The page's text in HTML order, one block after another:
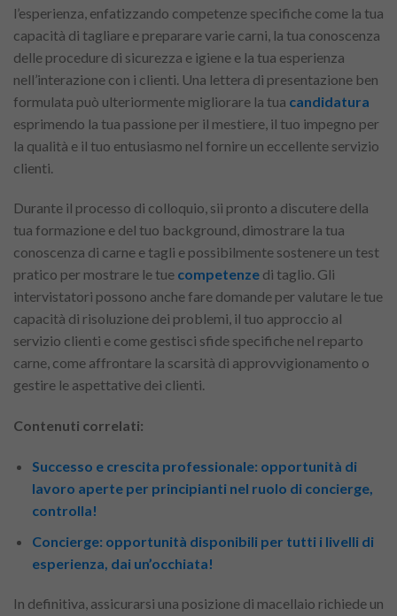
l’esperienza, enfatizzando competenze specifiche come la tua
capacità di tagliare e preparare varie carni, la tua conoscenza
delle procedure di sicurezza e igiene e la tua esperienza
nell’interazione con i clienti. Una lettera di presentazione ben
formulata può ulteriormente migliorare la tua candidatura
esprimendo la tua passione per il mestiere, il tuo impegno per
la qualità e il tuo entusiasmo nel fornire un eccellente servizio
clienti.
Durante il processo di colloquio, sii pronto a discutere della
tua formazione e del tuo background, dimostrare la tua
conoscenza di carne e tagli e possibilmente sostenere un test
pratico per mostrare le tue competenze di taglio. Gli
intervistatori possono anche fare domande per valutare le tue
capacità di risoluzione dei problemi, il tuo approccio al
servizio clienti e come gestisci sfide specifiche nel reparto
carne, come affrontare la scarsità di approvvigionamento o
gestire le aspettative dei clienti.
Contenuti correlati:
Successo e crescita professionale: opportunità di
lavoro aperte per principianti nel ruolo di concierge,
controlla!
Concierge: opportunità disponibili per tutti i livelli di
esperienza, dai un’occhiata!
In definitiva, assicurarsi una posizione di macellaio richiede un